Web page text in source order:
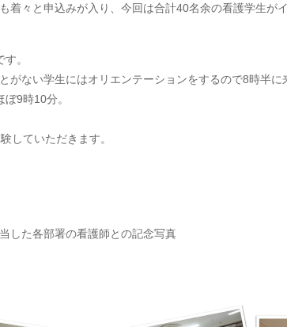
着々と申込みが入り、今回は合計40名余の看護学生が
。
がない学生にはオリエンテーションをするので8時半に
9時10分。
していただきます。
した各部署の看護師との記念写真